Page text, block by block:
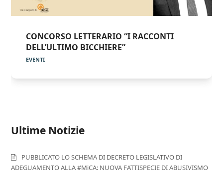
CONCORSO LETTERARIO “I RACCONTI
DELL’ULTIMO BICCHIERE”
EVENTI
Ultime Notizie
PUBBLICATO LO SCHEMA DI DECRETO LEGISLATIVO DI
ADEGUAMENTO ALLA #MiCA: NUOVA FATTISPECIE DI ABUSIVISMO